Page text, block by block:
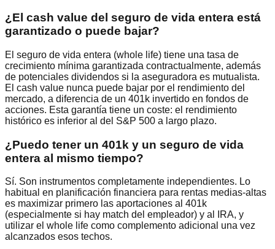
¿El cash value del seguro de vida entera está
garantizado o puede bajar?
El seguro de vida entera (whole life) tiene una tasa de
crecimiento mínima garantizada contractualmente, además
de potenciales dividendos si la aseguradora es mutualista.
El cash value nunca puede bajar por el rendimiento del
mercado, a diferencia de un 401k invertido en fondos de
acciones. Esta garantía tiene un coste: el rendimiento
histórico es inferior al del S&P 500 a largo plazo.
¿Puedo tener un 401k y un seguro de vida
entera al mismo tiempo?
Sí. Son instrumentos completamente independientes. Lo
habitual en planificación financiera para rentas medias-altas
es maximizar primero las aportaciones al 401k
(especialmente si hay match del empleador) y al IRA, y
utilizar el whole life como complemento adicional una vez
alcanzados esos techos.